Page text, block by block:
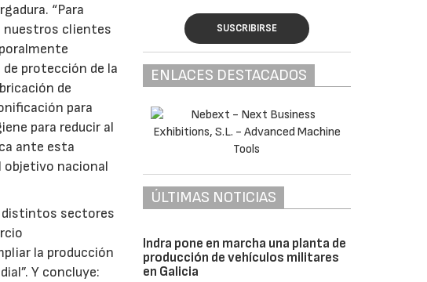
“Para
nuestros clientes
protección de la
de
para
para reducir al
ante esta
objetivo nacional
distintos sectores
la producción
Y concluye:
SUSCRIBIRSE
ENLACES DESTACADOS
ÚLTIMAS NOTICIAS
Indra pone en marcha una planta de
producción de vehículos militares
en Galicia